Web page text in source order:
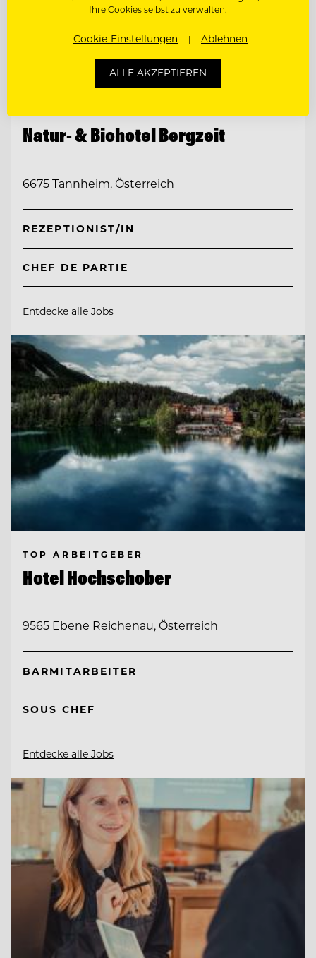
Natur- & Biohotel Bergzeit
6675 Tannheim, Österreich
REZEPTIONIST/IN
CHEF DE PARTIE
Entdecke alle Jobs
TOP ARBEITGEBER
Hotel Hochschober
9565 Ebene Reichenau, Österreich
BARMITARBEITER
SOUS CHEF
Entdecke alle Jobs
Ihre Cookies selbst zu verwalten.
Cookie-Einstellungen Ablehnen
ALLE AKZEPTIEREN